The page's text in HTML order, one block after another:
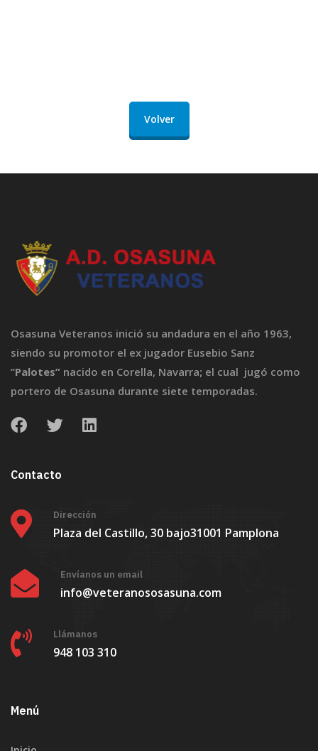
Volver
Osasuna Veteranos inició su andadura en el año 1963,
siendo su promotor el ex jugador Eusebio Sanz
“Palotes” nacido en Corella, Navarra; el cual jugó como
portero de Osasuna durante siete temporadas.
Contacto
Dirección
Plaza del Castillo, 30 bajo31001 Pamplona
Envíanos un email
info@veteranososasuna.com
Llámanos
948 103 310
Menú